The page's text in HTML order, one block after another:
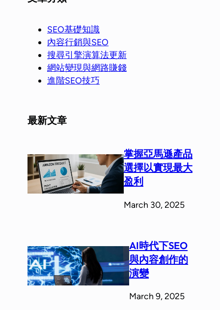
SEO基礎知識
內容行銷與SEO
搜尋引擎演算法更新
網站變現與網路賺錢
進階SEO技巧
最新文章
掌握亞馬遜產品
選擇以實現最大
盈利
March 30, 2025
AI時代下SEO
與內容創作的
演變
March 9, 2025